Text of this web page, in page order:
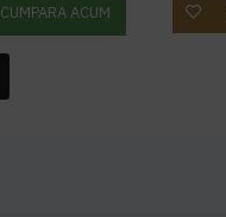
CUMPARA ACUM